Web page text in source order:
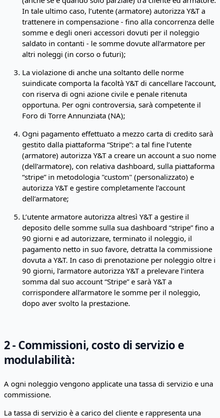
In tale ultimo caso, l’utente (armatore) autorizza Y&T a
trattenere in compensazione - fino alla concorrenza delle
somme e degli oneri accessori dovuti per il noleggio
saldato in contanti - le somme dovute all’armatore per
altri noleggi (in corso o futuri);
La violazione di anche una soltanto delle norme
suindicate comporta la facoltà Y&T di cancellare l’account,
con riserva di ogni azione civile e penale ritenuta
opportuna. Per ogni controversia, sarà competente il
Foro di Torre Annunziata (NA);
Ogni pagamento effettuato a mezzo carta di credito sarà
gestito dalla piattaforma “Stripe”: a tal fine l’utente
(armatore) autorizza Y&T a creare un account a suo nome
(dell’armatore), con relativa dashboard, sulla piattaforma
“stripe” in metodologia "custom" (personalizzato) e
autorizza Y&T e gestire completamente l’account
dell’armatore;
L’utente armatore autorizza altresì Y&T a gestire il
deposito delle somme sulla sua dashboard “stripe” fino a
90 giorni e ad autorizzare, terminato il noleggio, il
pagamento netto in suo favore, detratta la commissione
dovuta a Y&T. In caso di prenotazione per noleggio oltre i
90 giorni, l’armatore autorizza Y&T a prelevare l’intera
somma dal suo account “Stripe” e sarà Y&T a
corrispondere all’armatore le somme per il noleggio,
dopo aver svolto la prestazione.
2 - Commissioni, costo di servizio e
modulabilità:
A ogni noleggio vengono applicate una tassa di servizio e una
commissione.
La tassa di servizio è a carico del cliente e rappresenta una